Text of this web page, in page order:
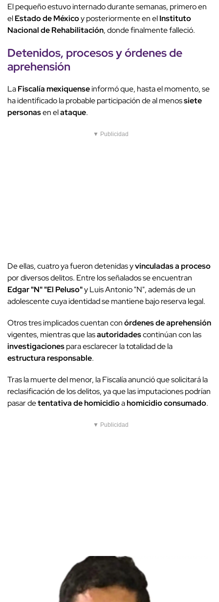
El pequeño estuvo internado durante semanas, primero en
elEstado de Méxicoy posteriormente en elInstituto
Nacional de Rehabilitación, donde finalmente falleció.
Detenidos, procesos yórdenes de
aprehensión
LaFiscalía mexiquenseinformó que, hasta el momento, se
ha identificado la probable participación de al menossiete
personasen elataque.
▼ Publicidad
De ellas, cuatro ya fueron detenidas yvinculadas a proceso
por diversos delitos. Entre los señalados se encuentran
Edgar "N" "El Peluso"y Luis Antonio "N", además de un
adolescente cuya identidad se mantiene bajo reserva legal.
Otros tres implicados cuentan conórdenes de aprehensión
vigentes, mientras que lasautoridadescontinúan con las
investigacionespara esclarecer la totalidad de la
estructura responsable.
Tras la muerte del menor, la Fiscalía anunció que solicitará la
reclasificación de los delitos, ya que las imputaciones podrían
pasar detentativa de homicidioahomicidio consumado.
▼ Publicidad